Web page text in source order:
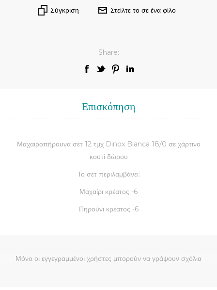
Σύγκριση Στείλτε το σε ένα φίλο
Share:
Επισκόπηση
Μαχαιροπήρουνα σετ 12 τμχ Dinox Bianca 18/0 σε χάρτινο
κουτί δώρου
Το σετ περιλαμβάνει:
Μαχαίρι κρέατος -6
Πηρούνι κρέατος -6
Μόνο οι εγγεγραμμένοι χρήστες μπορούν να γράψουν σχόλια